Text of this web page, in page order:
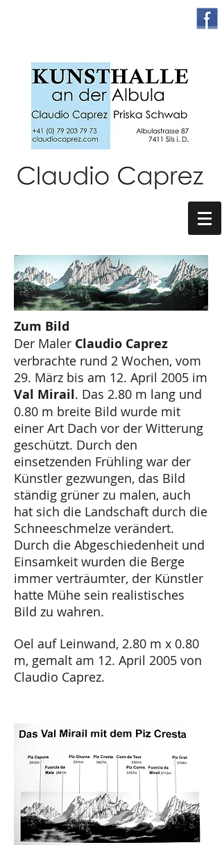
Zum Bild
Der Maler Claudio Caprez
verbrachte rund 2 Wochen, vom
29. März bis am 12. April 2005 im
Val Mirail. Das 2.80 m lang und
0.80 m breite Bild wurde mit
einer Art Dach vor der Witterung
geschützt. Durch den
einsetzenden Frühling war der
Künstler gezwungen, das Bild
ständig grüner zu malen, auch
hat sich die Landschaft durch die
Schneeschmelze verändert.
Durch die Abgeschiedenheit und
Einsamkeit wurden die Berge
immer verträumter, der Künstler
hatte Mühe sein realistisches
Bild zu wahren.
Oel auf Leinwand, 2.80 m x 0.80
m, gemalt am 12. April 2005 von
Claudio Caprez.